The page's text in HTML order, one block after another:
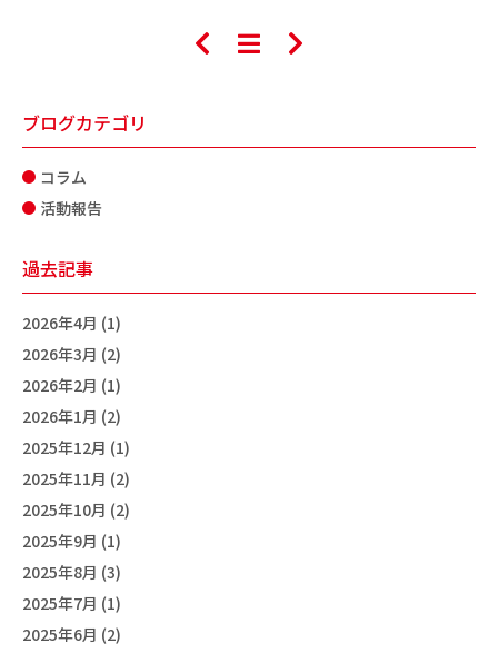
ブログカテゴリ
コラム
活動報告
過去記事
2026年4月 (1)
2026年3月 (2)
2026年2月 (1)
2026年1月 (2)
2025年12月 (1)
2025年11月 (2)
2025年10月 (2)
2025年9月 (1)
2025年8月 (3)
2025年7月 (1)
2025年6月 (2)